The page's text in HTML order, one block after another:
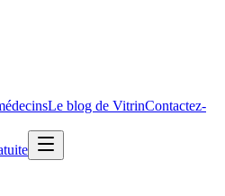
Le blog de VitrinContactez-